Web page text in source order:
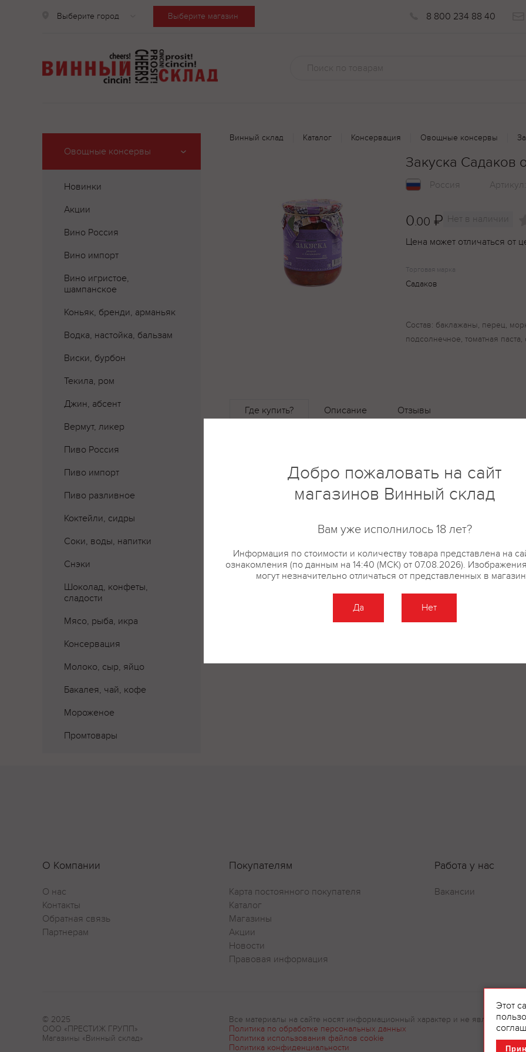
Выберите город Выберите магазин 8 800 234 88 40
Овощные консервы
Новинки
Акции
Вино Россия
Вино импорт
Вино игристое,
шампанское
Коньяк, бренди, арманьяк
Водка, настойка, бальзам
Виски, бурбон
Текила, ром
Джин, абсент
Вермут, ликер
Пиво Россия
Пиво импорт
Пиво разливное
Коктейли, сидры
Соки, воды, напитки
Снэки
Шоколад, конфеты,
сладости
Мясо, рыба, икра
Консервация
Молоко, сыр, яйцо
Бакалея, чай, кофе
Мороженое
Промтовары
Винный склад Каталог Консервация Овощные консервы
Закуска Садаков
Россия Артикул:
0.00 ₽ Нет в наличии
Цена может отличаться от
Торговая марка
Садаков
Состав: баклажаны, перец,
подсолнечное, томатная
Где купить? Описание Отзывы
О Компании
О нас
Контакты
Обратная связь
Партнерам
Покупателям
Карта постоянного покупателя
Каталог
Магазины
Акции
Новости
Правовая информация
Работа у нас
Вакансии
© 2025
ООО «ПРЕСТИЖ ГРУПП»
Магазины «Винный склад»
Все материалы на сайте носят информационный характер и не являются
Политика по обработке персональных данных
Политика использования файлов cookie
Политика конфиденциальности
Этот
Добро пожаловать на сайт
магазинов Винный склад
Вам уже исполнилось 18 лет?
Информация по стоимости и количеству товара представлена на
ознакомления (по данным на 14:40 (МСК) от 07.08.2026).
могут незначительно отличаться от представленных в
Да Нет